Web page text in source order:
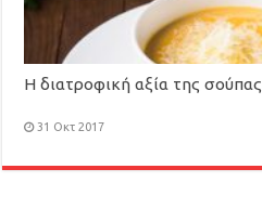
Η διατροφική αξία της σούπας
31 Οκτ 2017